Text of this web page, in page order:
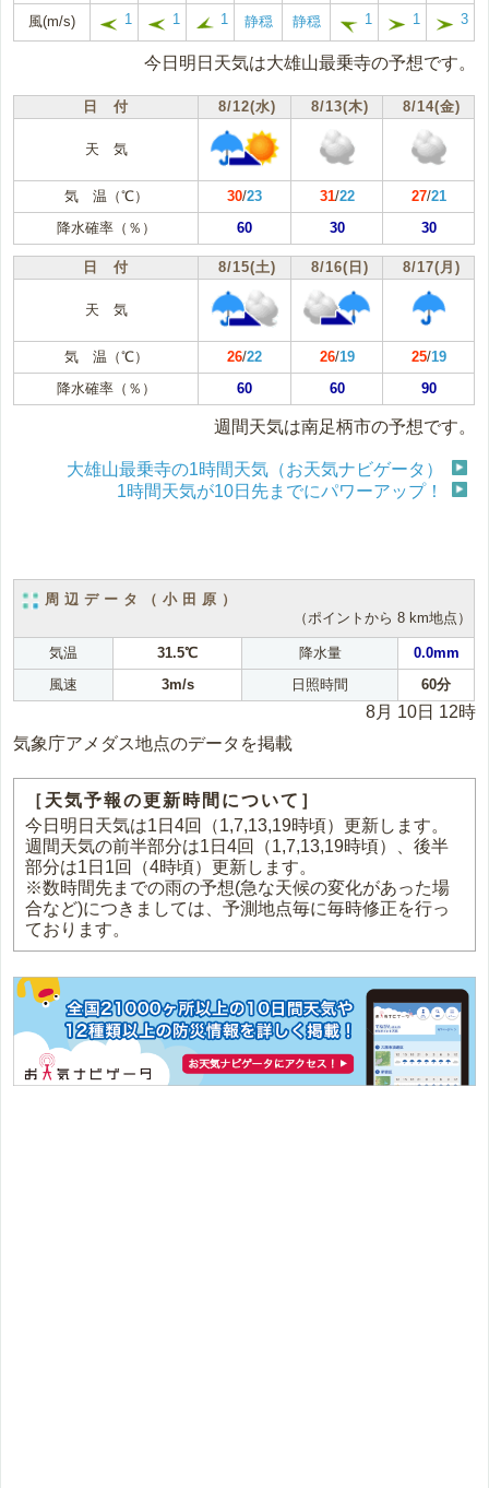
風(m/s) 1 1 1 静穏 静穏 1 1 3
今日明日天気は大雄山最乗寺の予想です。
日 付 8/12(水) 8/13(木) 8/14(金)
天 気
気 温（℃） 30/23 31/22 27/21
降水確率（％）
60 30 30
日 付 8/15(土) 8/16(日) 8/17(月)
天 気
気 温（℃） 26/22 26/19 25/19
降水確率（％）
60 60 90
週間天気は南足柄市の予想です。
大雄山最乗寺の1時間天気（お天気ナビゲータ）
1時間天気が10日先までにパワーアップ！
周辺データ（小田原）
（ポイントから 8 km地点）
気温 31.5℃ 降水量
0.0mm
風速
3m/s 日照時間 60分
8月 10日 12時
気象庁アメダス地点のデータを掲載
［天気予報の更新時間について］
今日明日天気は1日4回（1,7,13,19時頃）更新します。
週間天気の前半部分は1日4回（1,7,13,19時頃）、後半
部分は1日1回（4時頃）更新します。
※数時間先までの雨の予想(急な天候の変化があった場
合など)につきましては、予測地点毎に毎時修正を行っ
ております。